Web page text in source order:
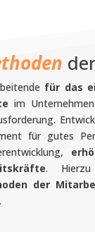
für das
im Unternehmen
für gutes
.
der